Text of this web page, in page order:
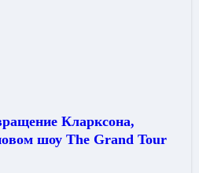
Кларксона,
шоу The Grand Tour